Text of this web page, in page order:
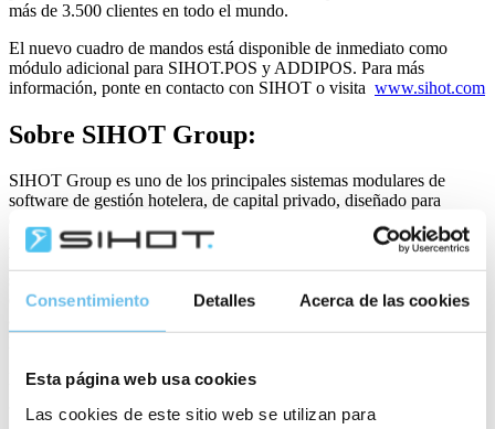
Consentimiento Detalles Acerca de las cookies
Esta página web usa cookies
Las cookies de este sitio web se utilizan para
más de 3.500 clientes en todo el mundo.
El nuevo cuadro de mandos está disponible de inmediato como
módulo adicional para SIHOT.POS y ADDIPOS. Para más
información, ponte en contacto con SIHOT o visita www.sihot.com
Sobre SIHOT Group:
SIHOT Group es uno de los principales sistemas modulares de
software de gestión hotelera, de capital privado, diseñado para
complejos de ocio, cadenas hoteleras, hoteles para eventos, camping
y hostels. La plataforma de gestión hotelera SIHOT cubre todos los
procesos operativos con total personalización, ofreciendo una
en 1986, SIHOT Group emplea a cerca de 220 personas en 10 sedes
primera categoría de todo el mundo. Entre los clientes globales de
Hoteles, Nakar Hotel, Prinsotel, Sweet Hoteles o Meininger Hotels.